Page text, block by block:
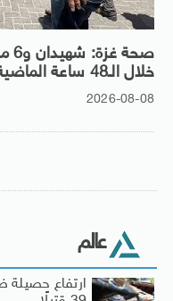
خلال الـ48 ساعة الماضية
2026-08-08
عالم
ارتفاع حصيلة